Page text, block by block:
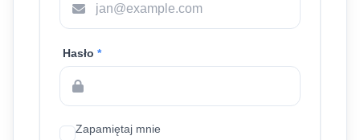
Hasło *
Zapamiętaj mnie